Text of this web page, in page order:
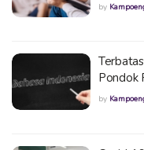
by
Pondok
by